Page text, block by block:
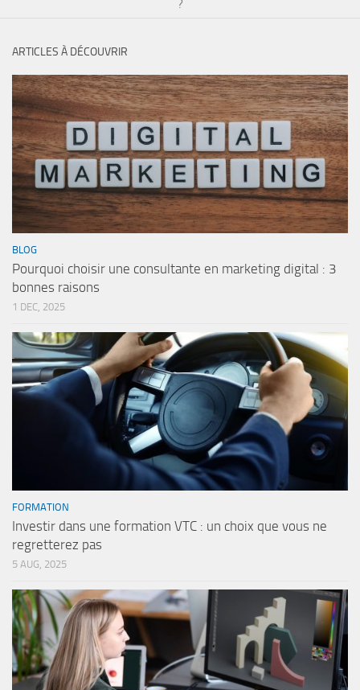
?
ARTICLES À DÉCOUVRIR
BLOG
Pourquoi choisir une consultante en marketing digital : 3
bonnes raisons
1 DEC, 2025
FORMATION
Investir dans une formation VTC : un choix que vous ne
regretterez pas
5 AUG, 2025